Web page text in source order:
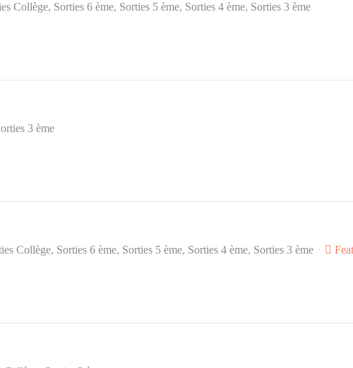
Collège Sorties 6 ème Sorties 5 ème Sorties 4 ème Sorties 3 ème
3 ème
Collège Sorties 6 ème Sorties 5 ème Sorties 4 ème Sorties 3 ème